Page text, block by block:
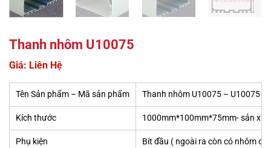
Thanh nhôm U10075
Giá: Liên Hệ
Tên Sản phẩm – Mã sản phẩm Thanh nhôm U10075 – U10075
Kích thước 1000mm*100mm*75mm- sản
Phụ kiện Bít đầu ( ngoài ra còn có nhôm